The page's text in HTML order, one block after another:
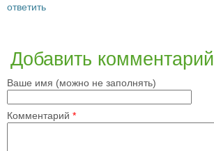
ответить
Добавить комментарий
Ваше имя (можно не заполнять)
Комментарий *